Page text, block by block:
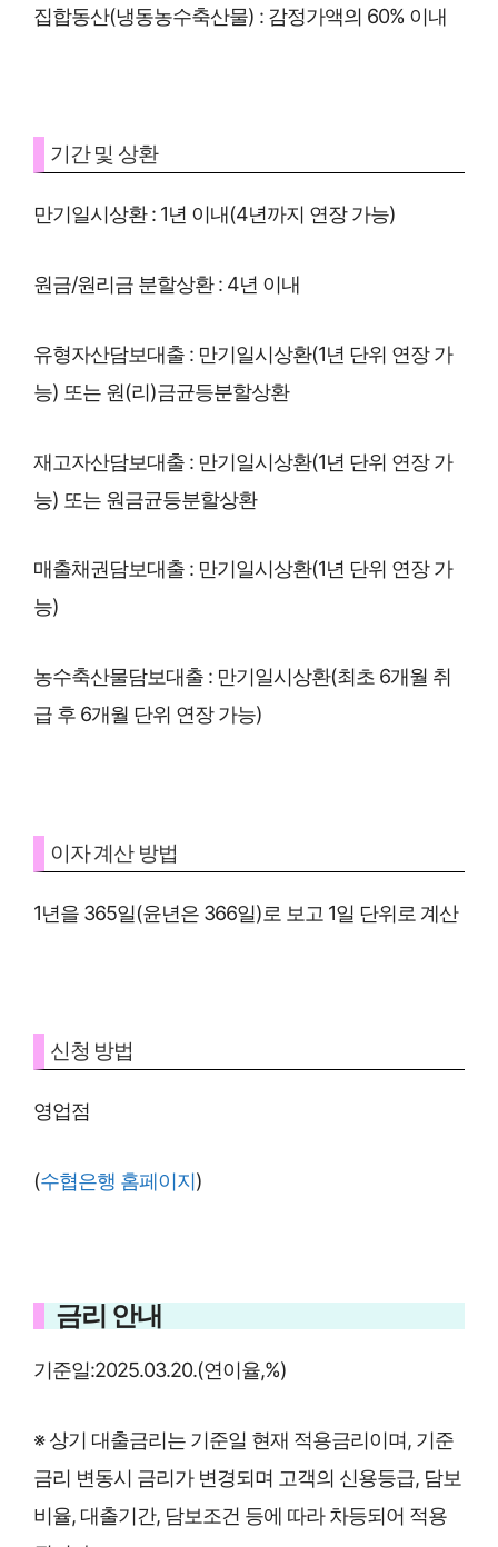
집합동산(냉동농수축산물) : 감정가액의 60% 이내
기간 및 상환
만기일시상환 : 1년 이내(4년까지 연장 가능)
원금/원리금 분할상환 : 4년 이내
유형자산담보대출 : 만기일시상환(1년 단위 연장 가
능) 또는 원(리)금균등분할상환
재고자산담보대출 : 만기일시상환(1년 단위 연장 가
능) 또는 원금균등분할상환
매출채권담보대출 : 만기일시상환(1년 단위 연장 가
능)
농수축산물담보대출 : 만기일시상환(최초 6개월 취
급 후 6개월 단위 연장 가능)
이자 계산 방법
1년을 365일(윤년은 366일)로 보고 1일 단위로 계산
신청 방법
영업점
(수협은행 홈페이지)
금리 안내
기준일:2025.03.20.(연이율,%)
※ 상기 대출금리는 기준일 현재 적용금리이며, 기준
금리 변동시 금리가 변경되며 고객의 신용등급, 담보
비율, 대출기간, 담보조건 등에 따라 차등되어 적용